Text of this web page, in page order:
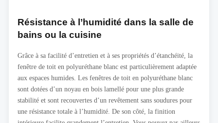
Résistance à l’humidité dans la salle de
bains ou la cuisine
Grâce à sa facilité d’entretien et à ses propriétés d’étanchéité, la
fenêtre de toit en polyuréthane blanc est particulièrement adaptée
aux espaces humides. Les fenêtres de toit en polyuréthane blanc
sont dotées d’un noyau en bois lamellé pour une plus grande
stabilité et sont recouvertes d’un revêtement sans soudures pour
une résistance totale à l’humidité. De son côté, la finition